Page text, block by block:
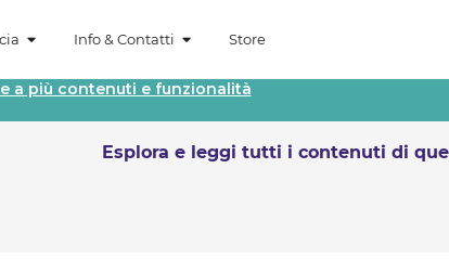
Info & Contatti Store
a più contenuti e funzionalità
Esplora e leggi tutti i contenuti di